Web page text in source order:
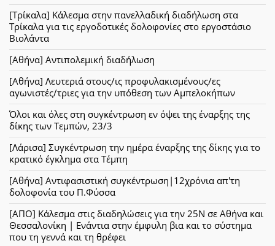
[Τρίκαλα] Κάλεσμα στην πανελλαδική διαδήλωση στα
Τρίκαλα για τις εργοδοτικές δολοφονίες στο εργοστάσιο
Βιολάντα
[Αθήνα] Αντιπολεμική διαδήλωση
[Αθήνα] Λευτεριά στους/ις προφυλακισμένους/ες
αγωνιστές/τριες για την υπόθεση των Αμπελοκήπων
Όλοι και όλες στη συγκέντρωση εν όψει της έναρξης της
δίκης των Τεμπών, 23/3
[Λάρισα] Συγκέντρωση την ημέρα έναρξης της δίκης για το
κρατικό έγκλημα στα Τέμπη
[Αθήνα] Αντιφασιστική συγκέντρωση|12χρόνια απ'τη
δολοφονία του Π.Φύσσα
[ΑΠΟ] Κάλεσμα στις διαδηλώσεις για την 25Ν σε Αθήνα και
Θεσσαλονίκη | Ενάντια στην έμφυλη βια και το σύστημα
που τη γεννά και τη θρέφει